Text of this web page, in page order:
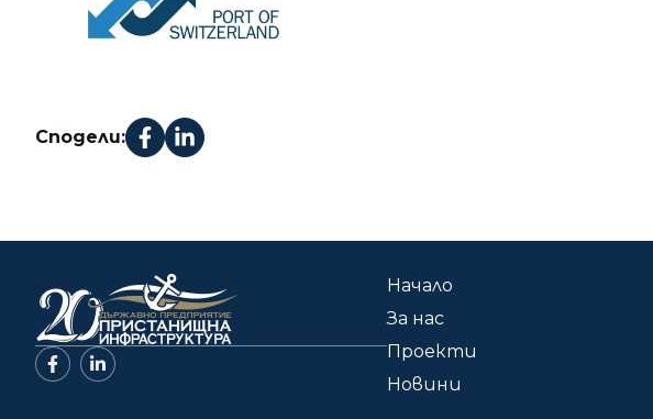
Сподели:
Начало
За нас
Проекти
Новини